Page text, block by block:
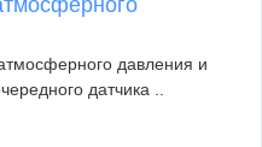
давления и
датчика ..